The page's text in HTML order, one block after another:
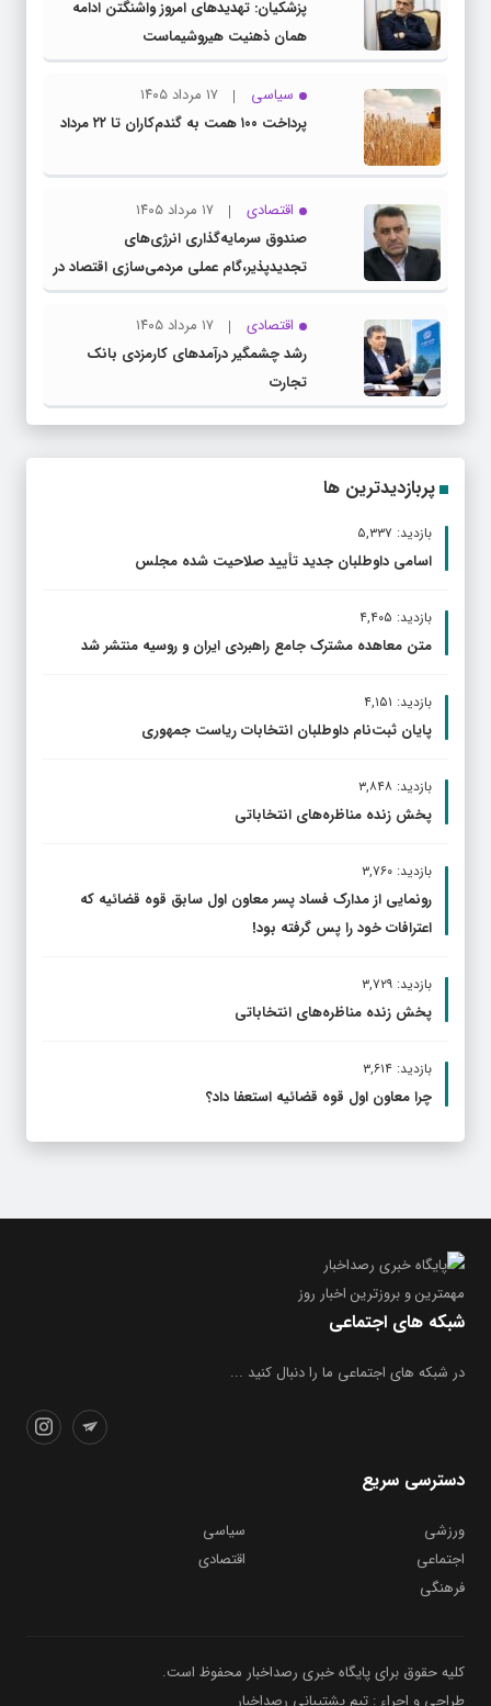
پزشکیان: تهدیدهای امروز واشنگتن ادامه
همان ذهنیت هیروشیماست
سیاسی
۱۷ مرداد ۱۴۰۵
پرداخت ۱۰۰ همت به گندم‌کاران تا ۲۲ مرداد
اقتصادی
۱۷ مرداد ۱۴۰۵
صندوق سرمایه‌گذاری انرژی‌های
تجدیدپذیر،گام عملی مردمی‌سازی اقتصاد در
برنامه هفتم است
اقتصادی
۱۷ مرداد ۱۴۰۵
رشد چشمگیر درآمدهای کارمزدی بانک
تجارت
پربازدیدترین ها
بازدید: ۵,۳۳۷
اسامی داوطلبان جدید تأیید صلاحیت شده مجلس
بازدید: ۴,۴۰۵
متن معاهده مشترک جامع راهبردی ایران و روسیه منتشر شد
بازدید: ۴,۱۵۱
پایان ثبت‌نام داوطلبان انتخابات ریاست جمهوری
بازدید: ۳,۸۴۸
پخش زنده مناظره‌های انتخاباتی
بازدید: ۳,۷۶۰
رونمایی از مدارک فساد پسر معاون اول سابق قوه قضائیه که
اعترافات خود را پس گرفته بود!
بازدید: ۳,۷۲۹
پخش زنده مناظره‌های انتخاباتی
بازدید: ۳,۶۱۴
چرا معاون اول قوه قضائیه استعفا داد؟
مهمترین و بروز‌ترین اخبار روز
شبکه های اجتماعی
در شبکه های اجتماعی ما را دنبال کنید ...
دسترسی سریع
ورزشی
سیاسی
اجتماعی
اقتصادی
فرهنگی
کلیه حقوق برای پایگاه خبری رصداخبار محفوظ است.